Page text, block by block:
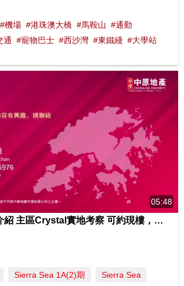
#機場 #港珠澳大橋 #馬鞍山 #通勤
通 #寵物巴士 #西沙灣 #東鐵綫 #大學站
05:48
Sierra Sea 1期介紹 主區Crystal實地考察 可約現樓，隨時隨地一定幫您💖
Sierra Sea 1A(2)期
Sierra Sea